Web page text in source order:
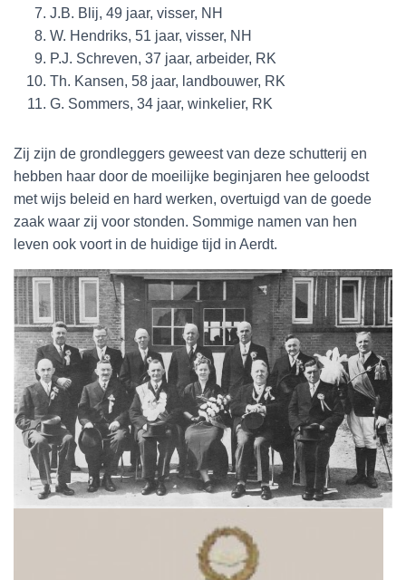
J.B. Blij, 49 jaar, visser, NH
W. Hendriks, 51 jaar, visser, NH
P.J. Schreven, 37 jaar, arbeider, RK
Th. Kansen, 58 jaar, landbouwer, RK
G. Sommers, 34 jaar, winkelier, RK
Zij zijn de grondleggers geweest van deze schutterij en
hebben haar door de moeilijke beginjaren hee geloodst
met wijs beleid en hard werken, overtuigd van de goede
zaak waar zij voor stonden. Sommige namen van hen
leven ook voort in de huidige tijd in Aerdt.